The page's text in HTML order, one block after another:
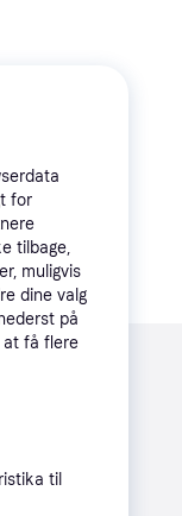
for
tilbage,
muligvis
dine valg
på
at få flere
til